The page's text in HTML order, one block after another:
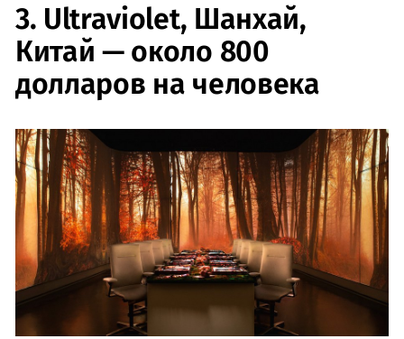
3. Ultraviolet, Шанхай,
Китай — около 800
долларов на человека